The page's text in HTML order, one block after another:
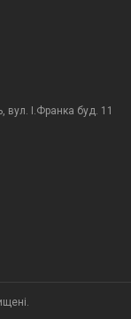
вул. І.Франка буд. 11